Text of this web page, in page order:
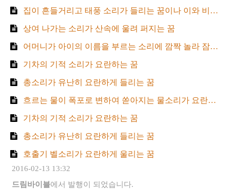
집이 흔들거리고 태풍 소리가 들리는 꿈이나 이와 비슷한 꿈
상여 나가는 소리가 산속에 울려 퍼지는 꿈
어머니가 아이의 이름을 부르는 소리에 깜짝 놀라 잠에서 깨는 꿈
기차의 기적 소리가 요란하는 꿈
총소리가 유난히 요란하게 들리는 꿈
흐르는 물이 폭포로 변하여 쏟아지는 물소리가 요란한 꿈
기차의 기적 소리가 요란하는 꿈
총소리가 유난히 요란하게 들리는 꿈
호출기 벨소리가 요란하게 울리는 꿈
2016-02-13 13:32
드림바이블에서 발행이 되었습니다.